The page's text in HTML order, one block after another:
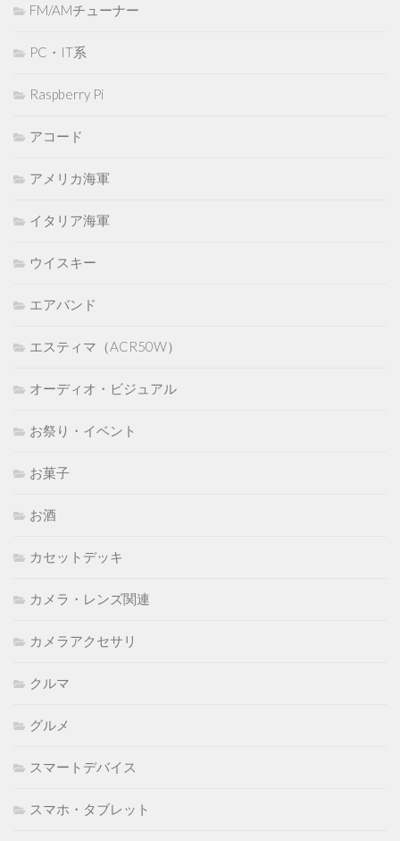
FM/AMチューナー
PC・IT系
Raspberry Pi
アコード
アメリカ海軍
イタリア海軍
ウイスキー
エアバンド
エスティマ（ACR50W）
オーディオ・ビジュアル
お祭り・イベント
お菓子
お酒
カセットデッキ
カメラ・レンズ関連
カメラアクセサリ
クルマ
グルメ
スマートデバイス
スマホ・タブレット